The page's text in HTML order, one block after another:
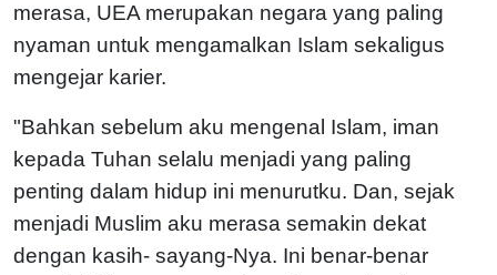
merasa, UEA merupakan negara yang paling
nyaman untuk mengamalkan Islam sekaligus
mengejar karier.
"Bahkan sebelum aku mengenal Islam, iman
kepada Tuhan selalu menjadi yang paling
penting dalam hidup ini menurutku. Dan, sejak
menjadi Muslim aku merasa semakin dekat
dengan kasih- sayang-Nya. Ini benar-benar